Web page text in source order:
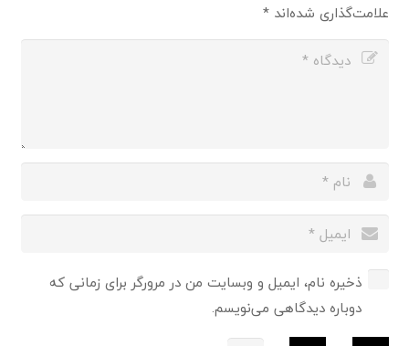
علامت‌گذاری شده‌اند*
ذخیره نام، ایمیل و وبسایت من در مرورگر برای زمانی که
دوباره دیدگاهی می‌نویسم.